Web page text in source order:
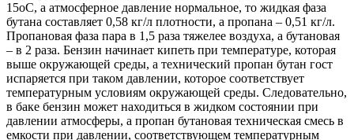
15оС, а атмосферное давление нормальное, то жидкая фаза
бутана составляет 0,58 кг/л плотности, а пропана – 0,51 кг/л.
Пропановая фаза пара в 1,5 раза тяжелее воздуха, а бутановая
– в 2 раза. Бензин начинает кипеть при температуре, которая
выше окружающей среды, а технический пропан бутан гост
испаряется при таком давлении, которое соответствует
температурным условиям окружающей среды. Следовательно,
в баке бензин может находиться в жидком состоянии при
давлении атмосферы, а пропан бутановая техническая смесь в
емкости при давлении, соответствующем температурным